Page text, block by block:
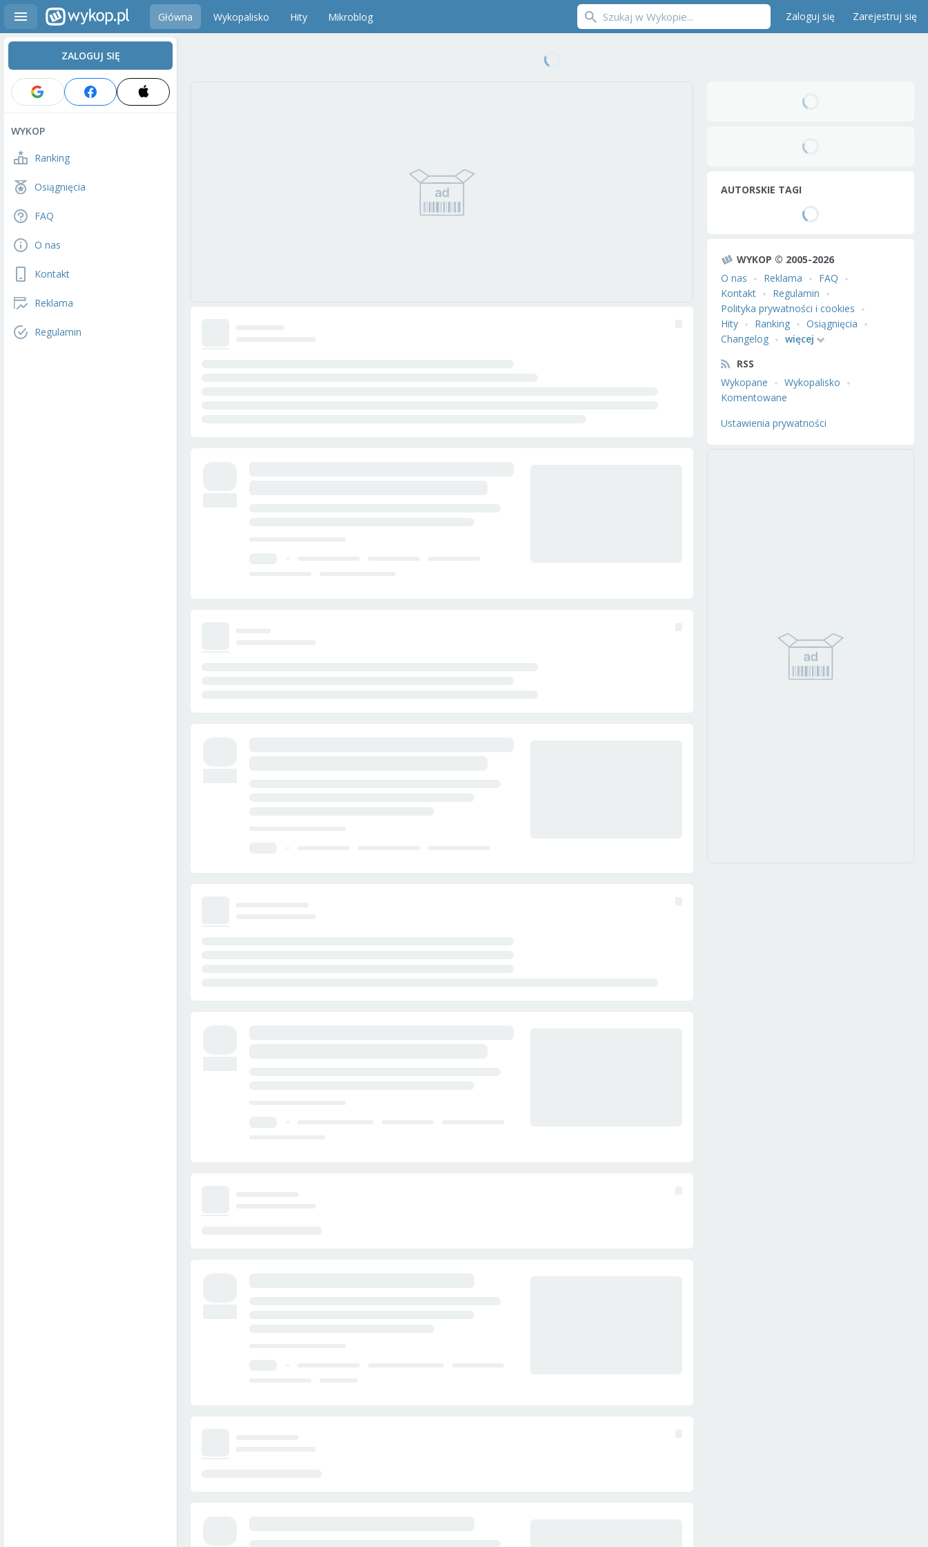
Główna Wykopalisko Hity Mikroblog Zaloguj się Zarejestruj się
ZALOGUJ SIĘ
WYKOP
Ranking
Osiągnięcia
FAQ
O nas
Kontakt
Reklama
Regulamin
AUTORSKIE TAGI
WYKOP © 2005-2026
O nas
Reklama
FAQ
Kontakt
Regulamin
Polityka prywatności i cookies
Hity
Ranking
Osiągnięcia
Changelog
więcej
RSS
Wykopane
Wykopalisko
Komentowane
Ustawienia prywatności